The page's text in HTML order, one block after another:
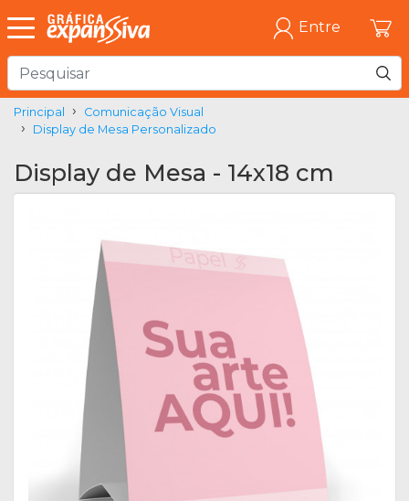
Entre
Principal
Comunicação Visual
Display de Mesa Personalizado
Display de Mesa - 14x18 cm